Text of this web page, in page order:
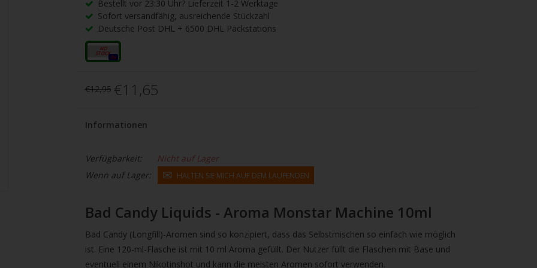
Bestellt vor 23:30 Uhr? Lieferzeit 1-2 Werktage
Sofort versandfähig, ausreichende Stückzahl
Deutsche Post DHL + 6500 DHL Packstations
10ml
0x
€12,95 €11,65
Informationen
Verfügbarkeit:
Nicht auf Lager
Wenn auf Lager:
HALTEN SIE MICH AUF DEM LAUFENDEN
Bad Candy Liquids - Aroma Monstar Machine 10ml
Bad Candy (Longfill)-Aromen sind so konzipiert, dass das Selbstmischen so einfach wie möglich
ist. Eine 120-ml-Flasche ist mit 10 ml Aroma gefüllt. Der Nutzer füllt die Flaschen mit Base und
eventuell einem Nikotinshot und kann die meisten Aromen sofort verwenden.